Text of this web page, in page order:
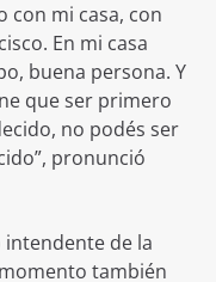
con mi casa, con
En mi casa
buena persona. Y
que ser primero
no podés ser
pronunció
de la
también